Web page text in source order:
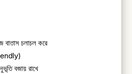
বাতাস চলাচল করে
বজায় রাখে